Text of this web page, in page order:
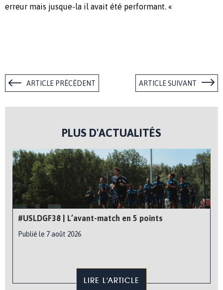
erreur mais jusque-la il avait été performant. «
ARTICLE PRÉCÉDENT ARTICLE SUIVANT
PLUS D'ACTUALITÉS
#USLDGF38 | L’avant-match en 5 points
Publié le 7 août 2026
LIRE L'ARTICLE